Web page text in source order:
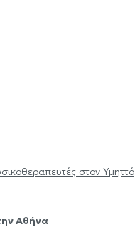
στον Υμηττό
Αθήνα